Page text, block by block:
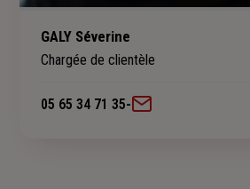
GALY Séverine
Chargée de clientèle
05 65 34 71 35-